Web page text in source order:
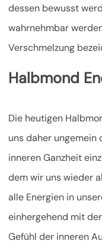
dessen bewusst
wahrnehmbar
Verschmelzung
Halbmond
Die heutigen
uns daher ungemein
inneren Ganzheit
dem wir uns wieder
alle Energien in
einhergehend mit
Gefühl der inneren